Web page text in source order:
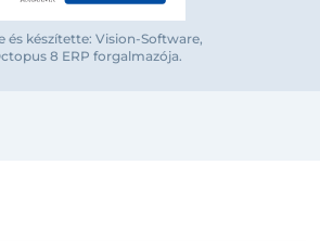
és készítette: Vision-Software,
8 ERP forgalmazója.